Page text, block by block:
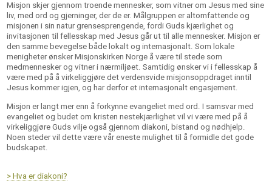
Misjon skjer gjennom troende mennesker, som vitner om Jesus med sine
liv, med ord og gjerninger, der de er. Målgruppen er altomfattende og
misjonen i sin natur grensesprengende, fordi Guds kjærlighet og
invitasjonen til fellesskap med Jesus går ut til alle mennesker. Misjon er
den samme bevegelse både lokalt og internasjonalt. Som lokale
menigheter ønsker Misjonskirken Norge å være til stede som
medmennesker og vitner i nærmiljøet. Samtidig ønsker vi i fellesskap å
være med på å virkeliggjøre det verdensvide misjon­soppdraget inntil
Jesus kommer igjen, og har derfor et internasjonalt engasjement.
Misjon er langt mer enn å forkynne evangeliet med ord. I samsvar med
evange­liet og budet om kristen nestekjærlighet vil vi være med på å
virkeliggjøre Guds vilje også gjennom diakoni, bistand og nødhjelp.
Noen steder vil dette være vår eneste mulighet til å formidle det gode
budskapet.
> Hva er diakoni?